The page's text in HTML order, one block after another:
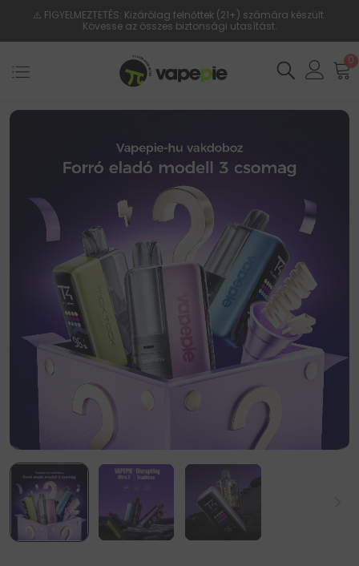
⚠️ FIGYELMEZTETÉS: Kizárólag felnőttek (21+) számára készült.
Kövesse az összes biztonsági utasítást.
0